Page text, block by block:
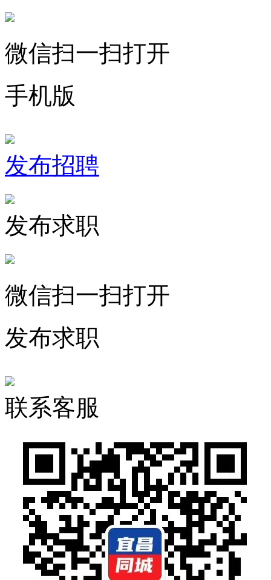
微信扫一扫打开
手机版
发布招聘
发布求职
微信扫一扫打开
发布求职
联系客服